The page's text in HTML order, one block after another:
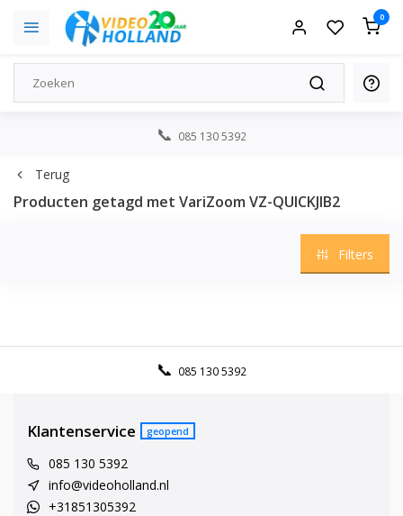
0
085 130 5392
Terug
Producten getagd met VariZoom VZ-QUICKJIB2
Filters
085 130 5392
Klantenservice geopend
085 130 5392
info@videoholland.nl
+31851305392